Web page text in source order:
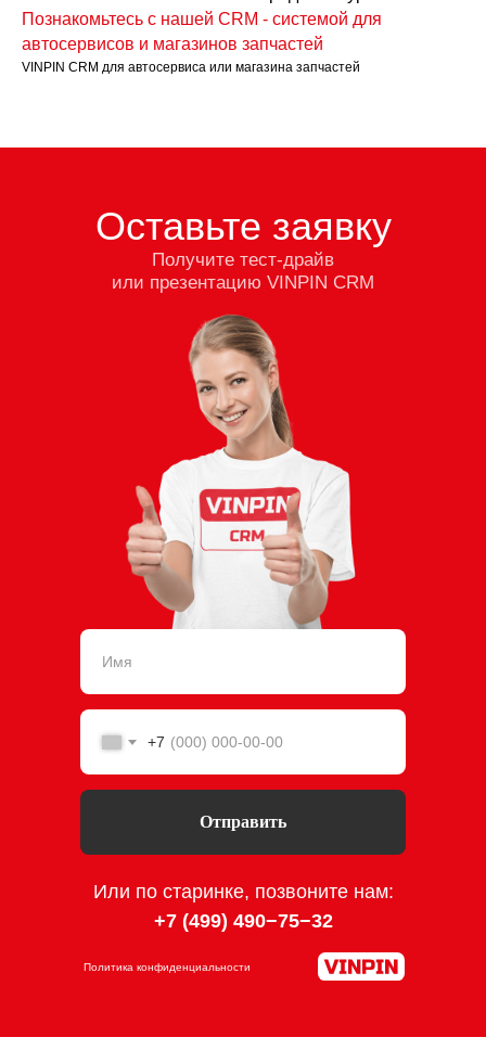
Познакомьтесь с нашей CRM - системой для
автосервисов и магазинов запчастей
VINPIN CRM для автосервиса или магазина запчастей
Оставьте заявку
Получите тест-драйв
или презентацию VINPIN CRM
Политика конфиденциальности
+7
Отправить
Или по старинке, позвоните нам:
+7 (499) 490−75−32